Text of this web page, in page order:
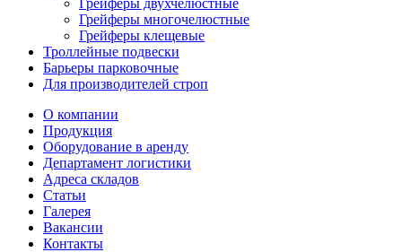
Грейферы двухчелюстные
Грейферы многочелюстные
Грейферы клещевые
Троллейные подвески
Барьеры парковочные
Для производителей строп
О компании
Продукция
Оборудование в аренду
Департамент логистики
Адреса складов
Статьи
Галерея
Вакансии
Контакты